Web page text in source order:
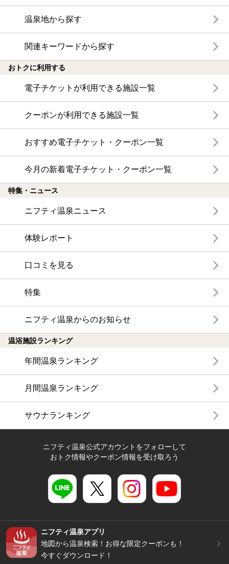
温泉地から探す
関連キーワードから探す
おトクに利用する
電子チケットが利用できる施設一覧
クーポンが利用できる施設一覧
おすすめ電子チケット・クーポン一覧
今月の新着電子チケット・クーポン一覧
特集・ニュース
ニフティ温泉ニュース
体験レポート
口コミを見る
特集
ニフティ温泉からのお知らせ
温浴施設ランキング
年間温泉ランキング
月間温泉ランキング
サウナランキング
ニフティ温泉公式アカウントをフォローして
おトク情報やクーポン情報を受け取ろう
ニフティ温泉アプリ
地図から温泉検索！お得な限定クーポンも！
今すぐダウンロード！